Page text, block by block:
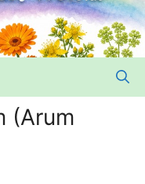
(Arum